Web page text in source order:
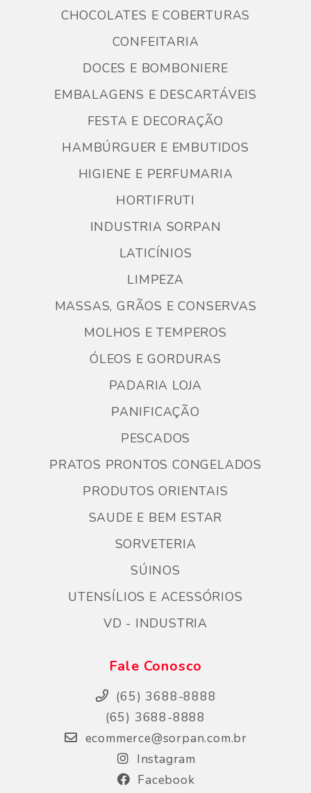
CHOCOLATES E COBERTURAS
CONFEITARIA
DOCES E BOMBONIERE
EMBALAGENS E DESCARTÁVEIS
FESTA E DECORAÇÃO
HAMBÚRGUER E EMBUTIDOS
HIGIENE E PERFUMARIA
HORTIFRUTI
INDUSTRIA SORPAN
LATICÍNIOS
LIMPEZA
MASSAS, GRÃOS E CONSERVAS
MOLHOS E TEMPEROS
ÓLEOS E GORDURAS
PADARIA LOJA
PANIFICAÇÃO
PESCADOS
PRATOS PRONTOS CONGELADOS
PRODUTOS ORIENTAIS
SAUDE E BEM ESTAR
SORVETERIA
SÚINOS
UTENSÍLIOS E ACESSÓRIOS
VD - INDUSTRIA
Fale Conosco
(65) 3688-8888
(65) 3688-8888
ecommerce@sorpan.com.br
Instagram
Facebook